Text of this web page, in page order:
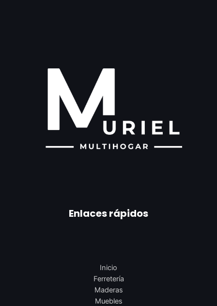
Enlaces rápidos
Inicio
Ferretería
Maderas
Muebles